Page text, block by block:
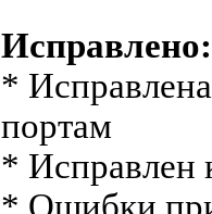
Исправлено:
*
портам
* Исправлен